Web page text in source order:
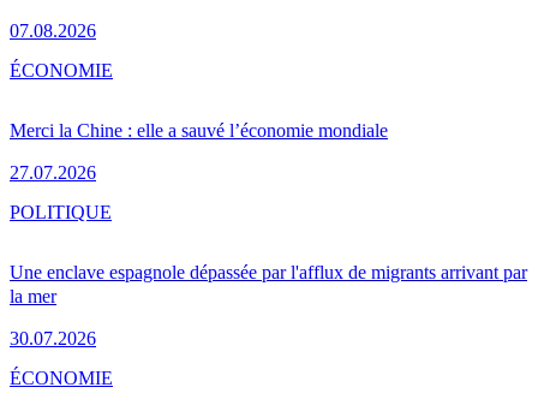
07.08.2026
Merci la Chine : elle a sauvé l’économie mondiale
27.07.2026
ÉCONOMIE
Une enclave espagnole dépassée par l'afflux de migrants arrivant par
la mer
30.07.2026
POLITIQUE
ÉCONOMIE